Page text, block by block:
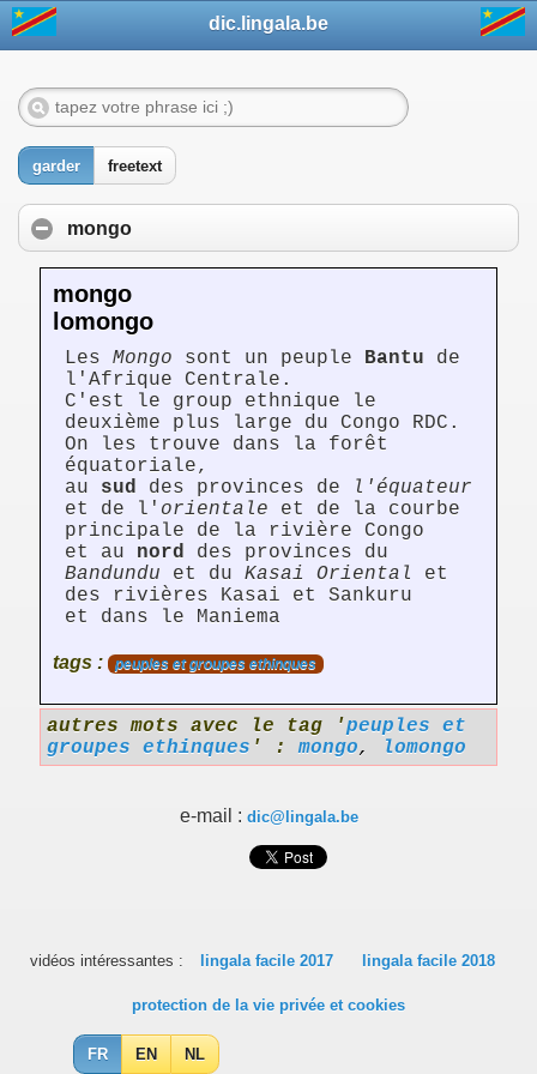
dic.lingala.be
garder freetext
mongo
mongo
lomongo
Les Mongo sont un peuple Bantu de
l'Afrique Centrale.
C'est le group ethnique le
deuxième plus large du Congo RDC.
On les trouve dans la forêt
équatoriale,
au sud des provinces de
l'équateur
et de l' orientale et de la courbe
principale de la rivière Congo
et au nord des provinces du
Bandundu et du Kasai Oriental
et
des rivières Kasai et Sankuru
et dans le Maniema
tags : peuples et groupes ethinques
autres mots avec le tag 'peuples et
groupes ethinques ' :mongo, lomongo
e-mail : dic@lingala.be
vidéos intéressantes : lingala facile 2017 lingala facile 2018
protection de la vie privée et cookies
FR EN NL